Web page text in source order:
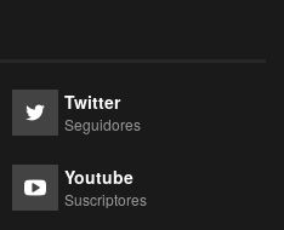
Twitter
Seguidores
Youtube
Suscriptores